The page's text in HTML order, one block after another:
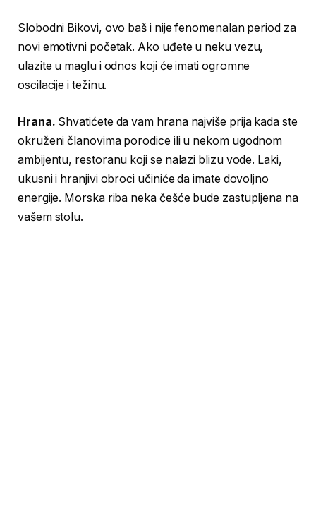
Slobodni Bikovi, ovo baš i nije fenomenalan period za
novi emotivni početak. Ako uđete u neku vezu,
ulazite u maglu i odnos koji će imati ogromne
oscilacije i težinu.
Hrana. Shvatićete da vam hrana najviše prija kada ste
okruženi članovima porodice ili u nekom ugodnom
ambijentu, restoranu koji se nalazi blizu vode. Laki,
ukusni i hranjivi obroci učiniće da imate dovoljno
energije. Morska riba neka češće bude zastupljena na
vašem stolu.